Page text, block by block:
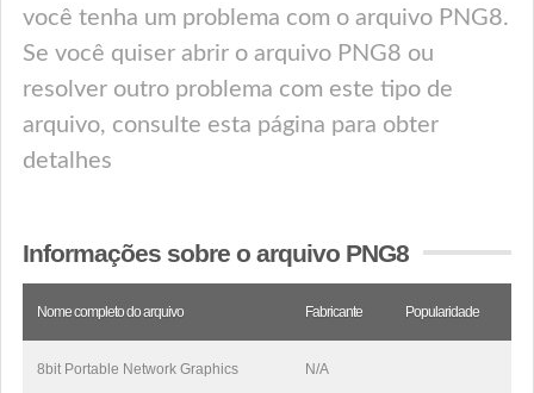
você tenha um problema com o arquivo PNG8.
Se você quiser abrir o arquivo PNG8 ou
resolver outro problema com este tipo de
arquivo, consulte esta página para obter
detalhes
Informações sobre o arquivo PNG8
Nome completo do arquivo Fabricante Popularidade
8bit Portable Network Graphics N/A